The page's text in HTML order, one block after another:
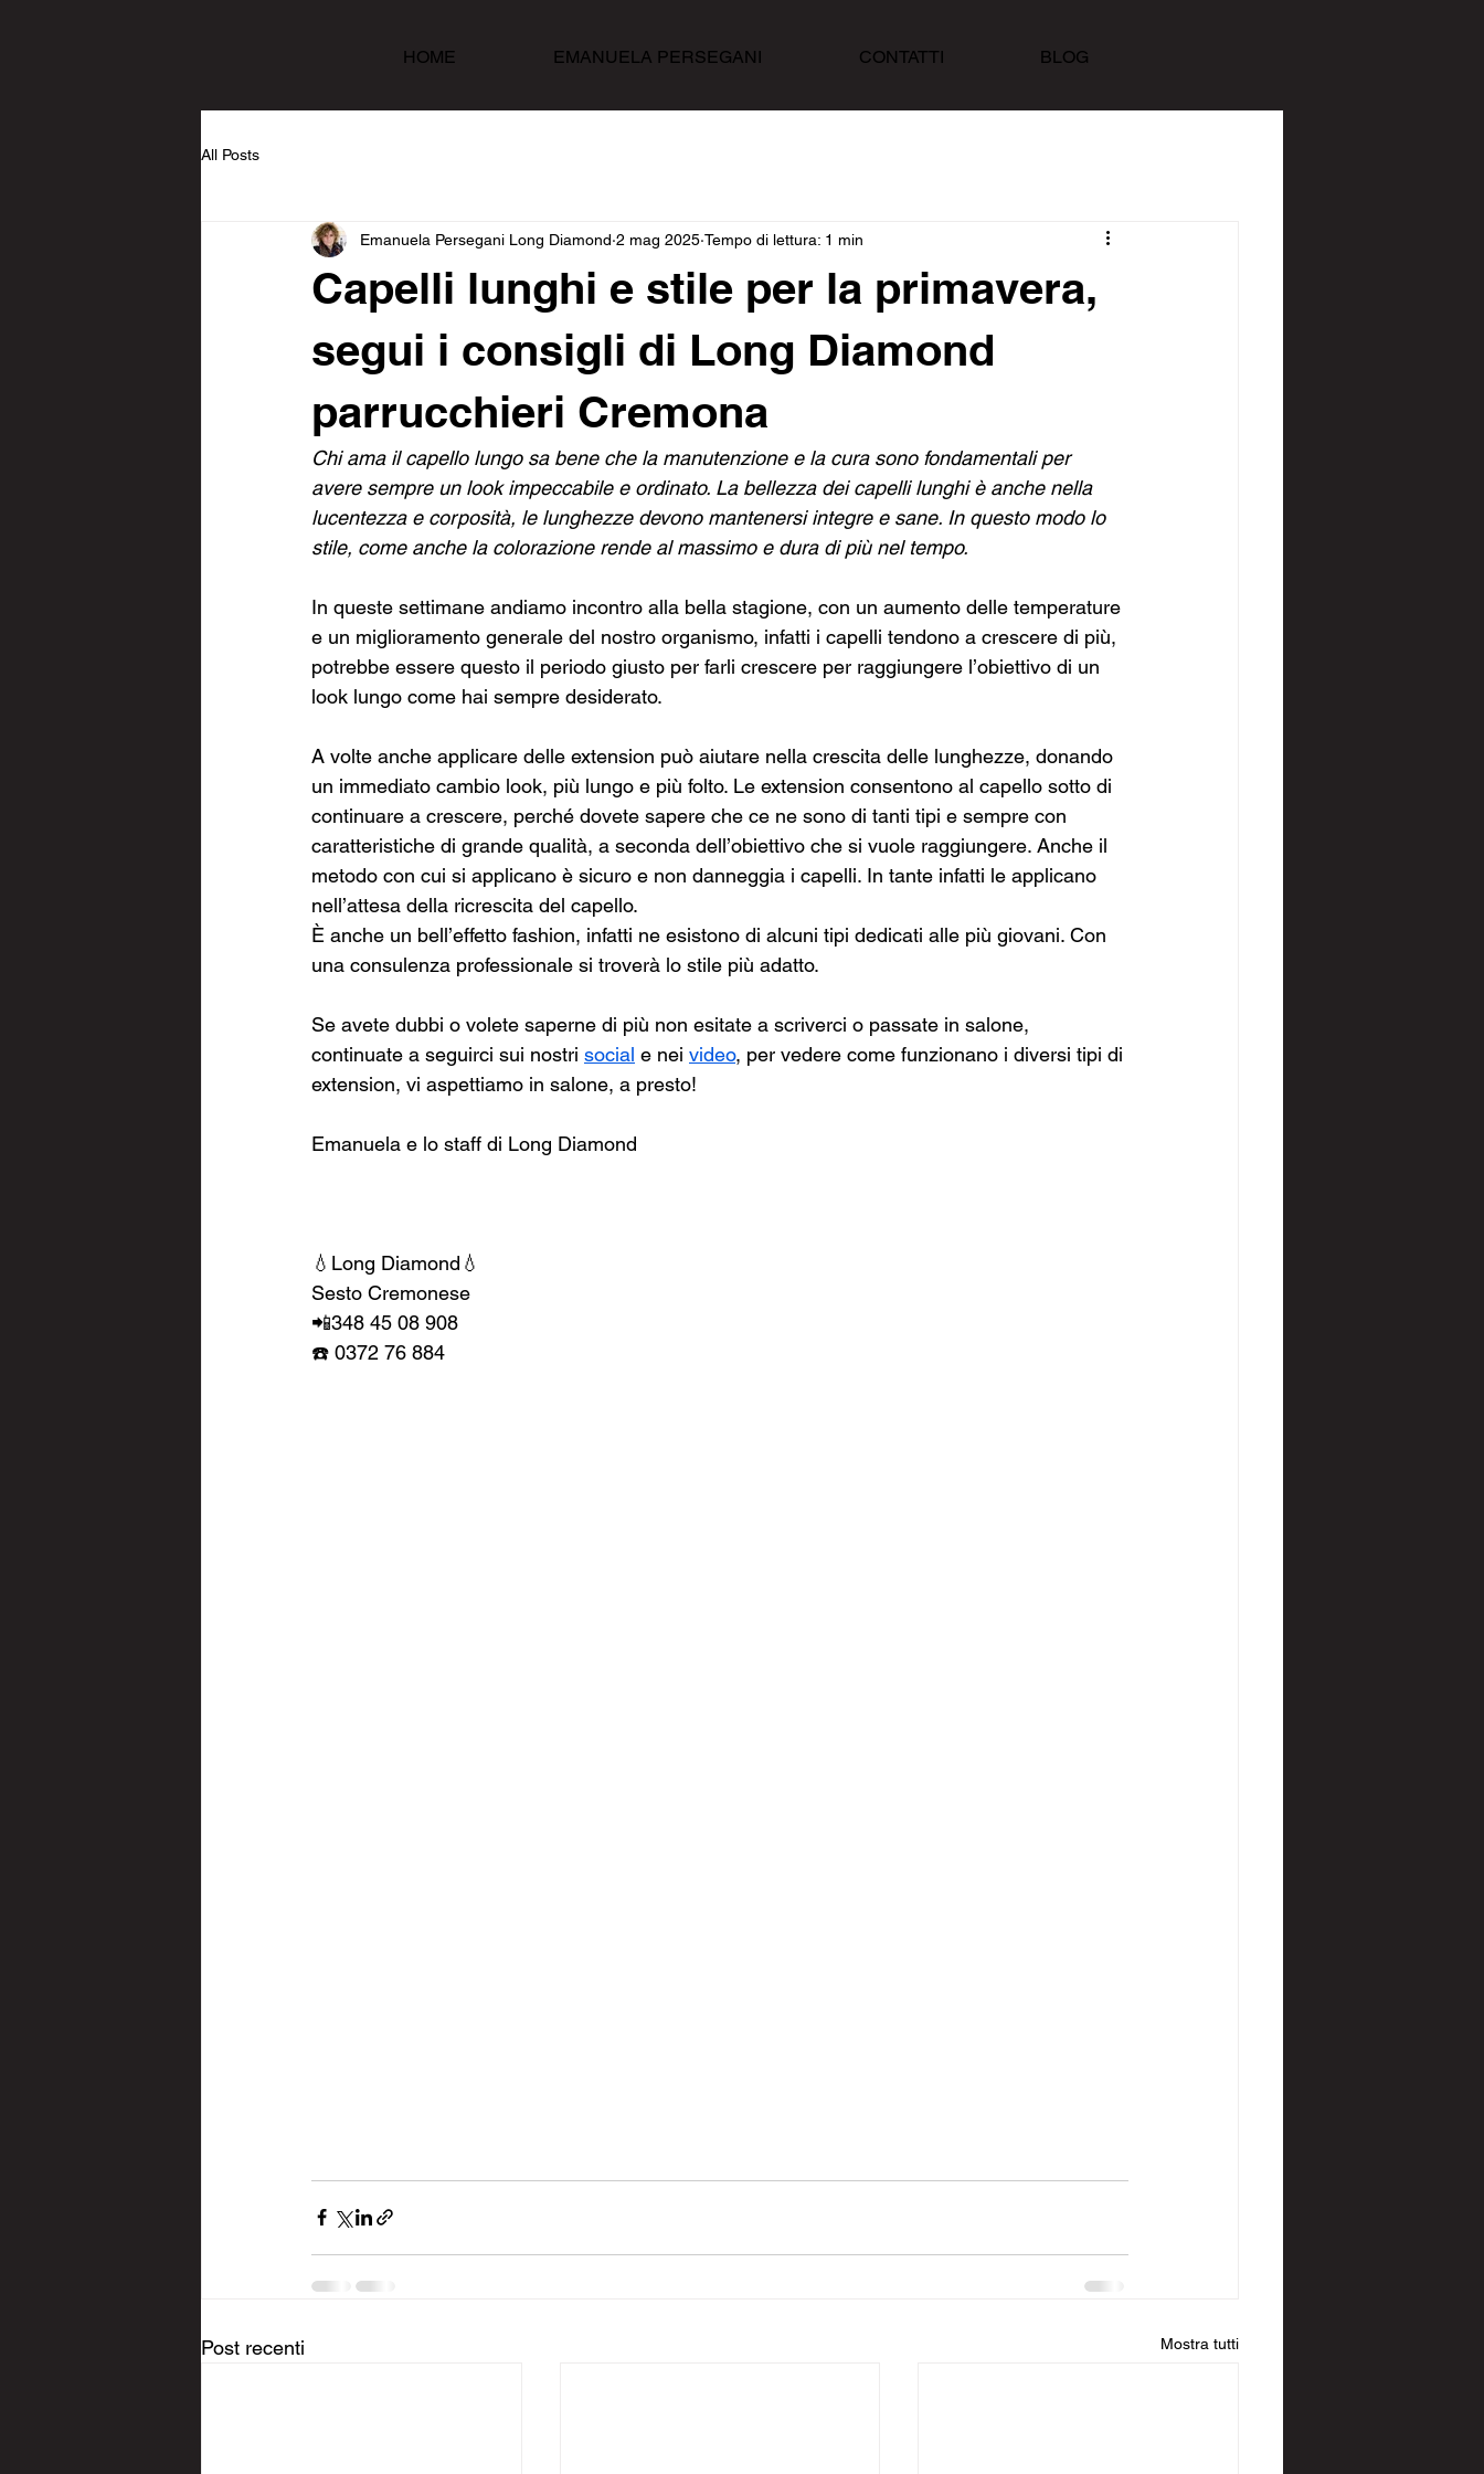
HOME EMANUELA PERSEGANI CONTATTI BLOG
All Posts
Capelli lunghi e stile per la primavera,
segui i consigli di Long Diamond
parrucchieri Cremona
Emanuela Persegani Long Diamond 2 mag 2025 Tempo di lettura: 1 min
Chi ama il capello lungo sa bene che la manutenzione e la cura sono fondamentali per
avere sempre un look impeccabile e ordinato. La bellezza dei capelli lunghi è anche nella
lucentezza e corposità, le lunghezze devono mantenersi integre e sane. In questo modo lo
stile, come anche la colorazione rende al massimo e dura di più nel tempo.
In queste settimane andiamo incontro alla bella stagione, con un aumento delle temperature
e un miglioramento generale del nostro organismo, infatti i capelli tendono a crescere di più,
potrebbe essere questo il periodo giusto per farli crescere per raggiungere l’obiettivo di un
look lungo come hai sempre desiderato.
A volte anche applicare delle extension può aiutare nella crescita delle lunghezze, donando
un immediato cambio look, più lungo e più folto. Le extension consentono al capello sotto di
continuare a crescere, perché dovete sapere che ce ne sono di tanti tipi e sempre con
caratteristiche di grande qualità, a seconda dell’obiettivo che si vuole raggiungere. Anche il
metodo con cui si applicano è sicuro e non danneggia i capelli. In tante infatti le applicano
nell’attesa della ricrescita del capello.
È anche un bell’effetto fashion, infatti ne esistono di alcuni tipi dedicati alle più giovani. Con
una consulenza professionale si troverà lo stile più adatto.
Se avete dubbi o volete saperne di più non esitate a scriverci o passate in salone,
continuate a seguirci sui nostri social e nei video, per vedere come funzionano i diversi tipi di
extension, vi aspettiamo in salone, a presto!
Emanuela e lo staff di Long Diamond
💧Long Diamond💧
Sesto Cremonese
📲348 45 08 908
☎️ 0372 76 884
Post recenti Mostra tutti